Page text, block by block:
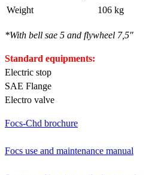
Weight
106 kg
*With bell sae 5 and flywheel 7,5″
Standard equipments:
Electric stop
SAE Flange
Electro valve
Focs-Chd brochure
Focs use and maintenance manual